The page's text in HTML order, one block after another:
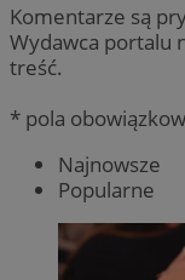
Komentarze są
Wydawca portalu
treść.
* pola
Najnowsze
Popularne